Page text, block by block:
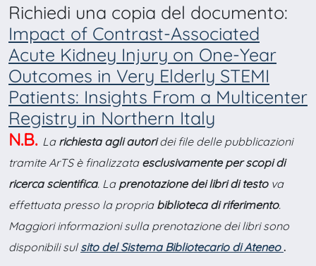
Richiedi una copia del documento:
Impact of Contrast-Associated
Acute Kidney Injury on One-Year
Outcomes in Very Elderly STEMI
Patients: Insights From a Multicenter
Registry in Northern Italy
N.B. La richiesta agli autoridei file delle pubblicazioni
tramite ArTS è finalizzata esclusivamente per scopi di
ricerca scientifica. La prenotazione dei libri di testova
effettuata presso la propria biblioteca di riferimento.
Maggiori informazioni sulla prenotazione dei libri sono
disponibili sul sito del Sistema Bibliotecario di Ateneo .